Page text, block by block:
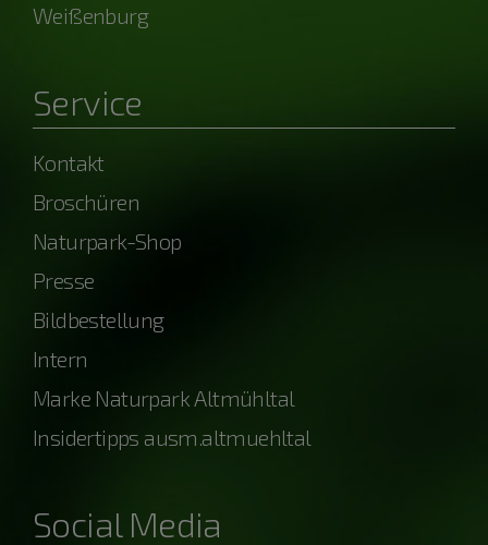
Weißenburg
Service
Kontakt
Broschüren
Naturpark-Shop
Presse
Bildbestellung
Intern
Marke Naturpark Altmühltal
Insidertipps ausm.altmuehltal
Social Media